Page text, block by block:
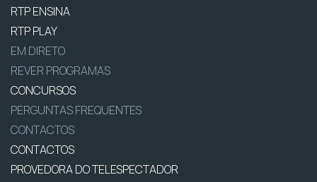
RTP ENSINA
RTP PLAY
EM DIRETO
REVER PROGRAMAS
CONCURSOS
PERGUNTAS FREQUENTES
CONTACTOS
CONTACTOS
PROVEDORA DO TELESPECTADOR